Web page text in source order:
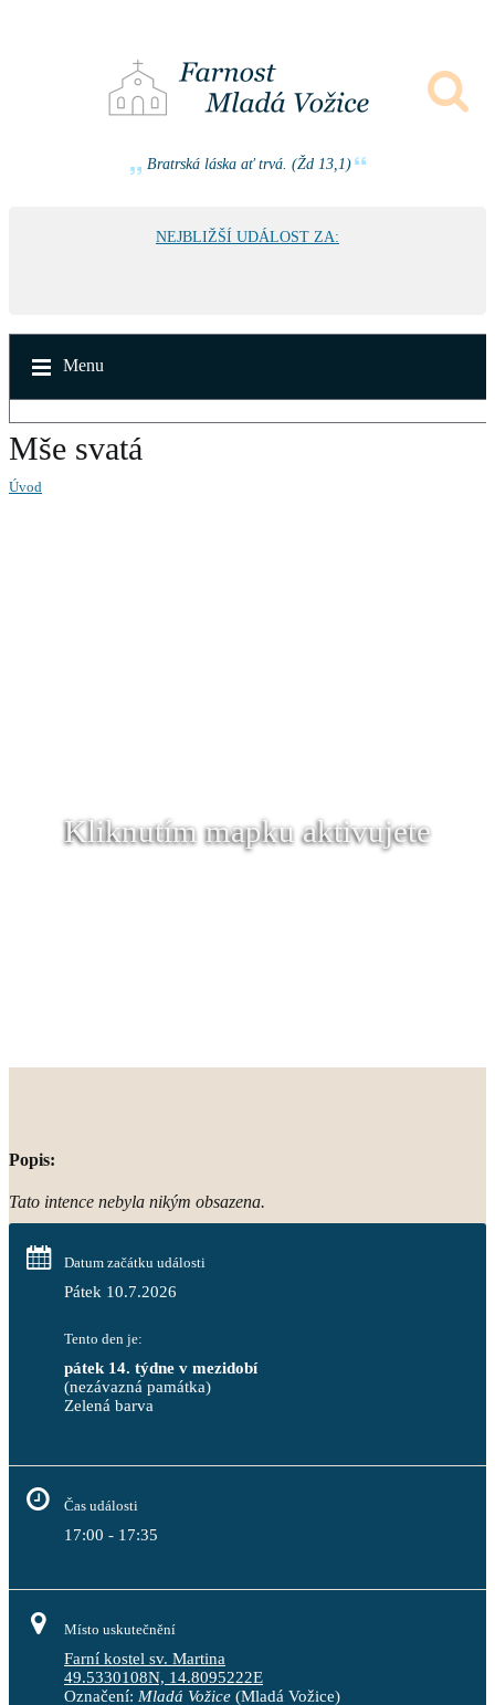
Bratrská láska ať trvá. (Žd 13,1)
NEJBLIŽŠÍ UDÁLOST ZA:
Menu
Mše svatá
Úvod
Kliknutím mapku aktivujete
Popis:
Tato intence nebyla nikým obsazena.
Datum začátku události
Pátek 10.7.2026
Tento den je:
pátek 14. týdne v mezidobí
(nezávazná památka)
Zelená barva
Čas události
17:00 - 17:35
Místo uskutečnění
Farní kostel sv. Martina
49.5330108N, 14.8095222E
Označení: Mladá Vožice (Mladá Vožice)